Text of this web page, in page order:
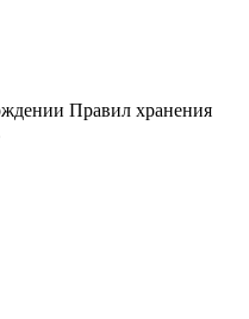
Правил хранения